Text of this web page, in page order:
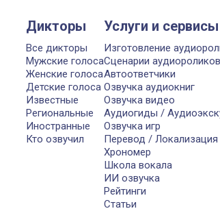
Дикторы
Все дикторы
Мужские голоса
Женские голоса
Детские голоса
Известные
Региональные
Иностранные
Кто озвучил
Услуги и сервисы
Изготовление
Сценарии аудиороликов
Автоответчики
Озвучка аудиокниг
Озвучка видео
Аудиогиды /
Озвучка игр
Перевод / Локализация
Хрономер
Школа вокала
ИИ озвучка
Рейтинги
Статьи